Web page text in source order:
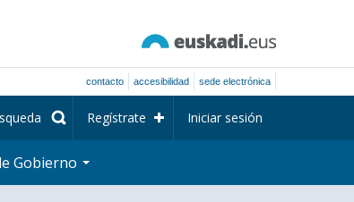
contacto accesibilidad sede electrónica
Regístrate Iniciar sesión
Gobierno